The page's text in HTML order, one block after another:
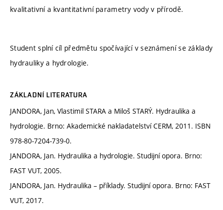
kvalitativní a kvantitativní parametry vody v přírodě.
Student splní cíl předmětu spočívající v seznámení se základy
hydrauliky a hydrologie.
ZÁKLADNÍ LITERATURA
JANDORA, Jan, Vlastimil STARA a Miloš STARÝ. Hydraulika a
hydrologie. Brno: Akademické nakladatelství CERM, 2011. ISBN
978-80-7204-739-0.
JANDORA, Jan. Hydraulika a hydrologie. Studijní opora. Brno:
FAST VUT, 2005.
JANDORA, Jan. Hydraulika – příklady. Studijní opora. Brno: FAST
VUT, 2017.